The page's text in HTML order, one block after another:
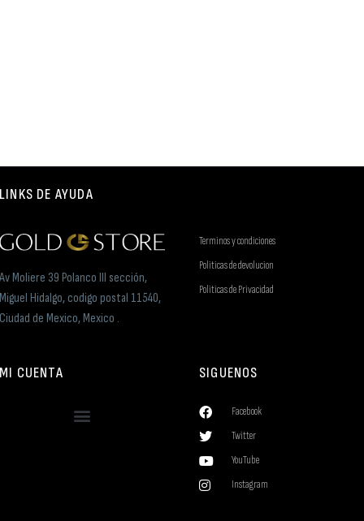
LINKS DE AYUDA
Av Moliere 39 Polanco III sección,
Miguel Hidalgo, codigo postal 11540,
Ciudad de Mexico, Mexico .
Terminos y condiciones
Politicas de devolucion
Politicas de Privacidad
MI CUENTA SIGUENOS
Facebook
Twitter
YouTube
Instagram